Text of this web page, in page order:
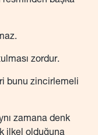
zordur.
bunu zincirlemeli
zamana denk